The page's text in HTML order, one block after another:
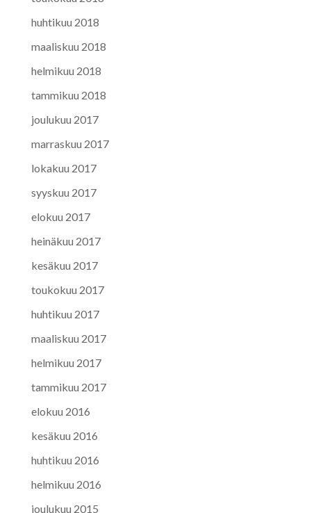
huhtikuu 2018
maaliskuu 2018
helmikuu 2018
tammikuu 2018
joulukuu 2017
marraskuu 2017
lokakuu 2017
syyskuu 2017
elokuu 2017
heinäkuu 2017
kesäkuu 2017
toukokuu 2017
huhtikuu 2017
maaliskuu 2017
helmikuu 2017
tammikuu 2017
elokuu 2016
kesäkuu 2016
huhtikuu 2016
helmikuu 2016
joulukuu 2015